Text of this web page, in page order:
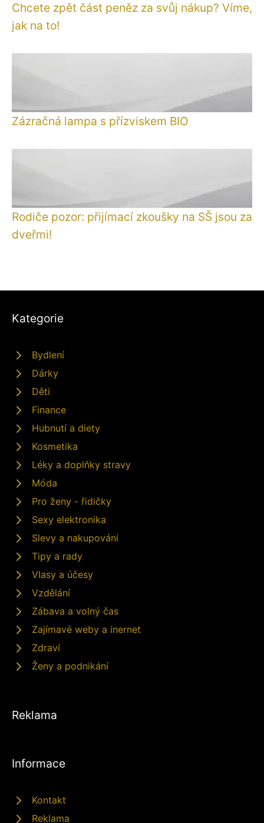
Chcete zpět část peněz za svůj nákup? Víme,
jak na to!
Zázračná lampa s přízviskem BIO
Rodiče pozor: přijímací zkoušky na SŠ jsou za
dveřmi!
Kategorie
Bydlení
Dárky
Děti
Finance
Hubnutí a diety
Kosmetika
Léky a doplňky stravy
Móda
Pro ženy - řidičky
Sexy elektronika
Slevy a nakupování
Tipy a rady
Vlasy a účesy
Vzdělání
Zábava a volný čas
Zajímavé weby a inernet
Zdraví
Ženy a podnikání
Reklama
Informace
Kontakt
Reklama